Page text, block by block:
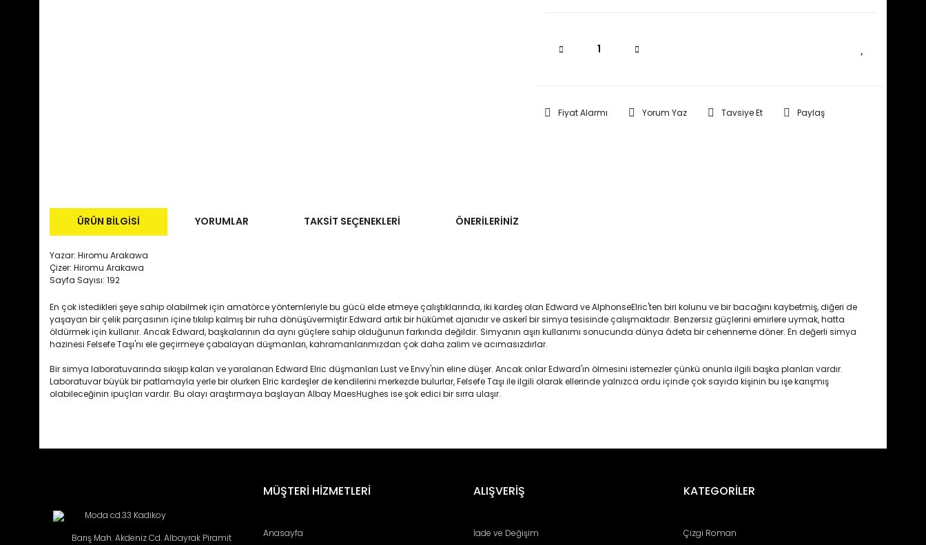
Fiyat Alarmı Yorum Yaz Tavsiye Et Paylaş
ÜRÜN BILGISI YORUMLAR TAKSIT SEÇENEKLERI ÖNERILERINIZ
Yazar: Hiromu Arakawa
Çizer: Hiromu Arakawa
Sayfa Sayısı: 192
En çok istedikleri şeye sahip olabilmek için amatörce yöntemleriyle bu gücü elde etmeye çalıştıklarında, iki kardeş olan Edward ve AlphonseElric'ten biri kolunu ve bir bacağını kaybetmiş, diğeri de
yaşayan bir çelik parçasının içine tıkılıp kalmış bir ruha dönüşüvermiştir.Edward artık bir hükûmet ajanıdır ve askerî bir simya tesisinde çalışmaktadır. Benzersiz güçlerini emirlere uymak, hatta
öldürmek için kullanır. Ancak Edward, başkalarının da aynı güçlere sahip olduğunun farkında değildir. Simyanın aşırı kullanımı sonucunda dünya âdeta bir cehenneme döner. En değerli simya
hazinesi Felsefe Taşı'nı ele geçirmeye çabalayan düşmanları, kahramanlarımızdan çok daha zalim ve acımasızdırlar.
Bir simya laboratuvarında sıkışıp kalan ve yaralanan Edward Elric düşmanları Lust ve Envy'nin eline düşer. Ancak onlar Edward'ın ölmesini istemezler çünkü onunla ilgili başka planları vardır.
Laboratuvar büyük bir patlamayla yerle bir olurken Elric kardeşler de kendilerini merkezde bulurlar, Felsefe Taşı ile ilgili olarak ellerinde yalnızca ordu içinde çok sayıda kişinin bu işe karışmış
olabileceğinin ipuçları vardır. Bu olayı araştırmaya başlayan Albay MaesHughes ise şok edici bir sırra ulaşır.
Moda cd.33 Kadikoy
Barış Mah. Akdeniz Cd. Albayrak Piramit
MÜŞTERİ HİZMETLERİ
Anasayfa
ALIŞVERİŞ
İade ve Değişim
KATEGORİLER
Çizgi Roman